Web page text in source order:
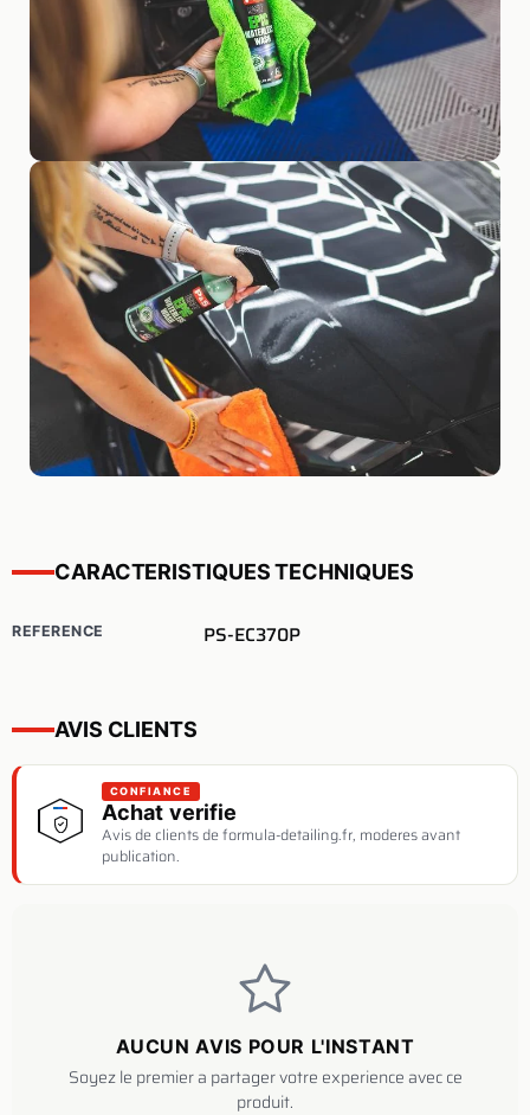
CARACTERISTIQUES TECHNIQUES
REFERENCE PS-EC370P
AVIS CLIENTS
CONFIANCE
Achat verifie
Avis de clients de formula-detailing.fr, moderes avant
publication.
AUCUN AVIS POUR L'INSTANT
Soyez le premier a partager votre experience avec ce
produit.